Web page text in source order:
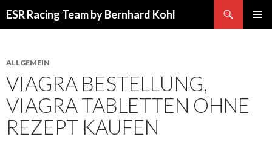
ESR Racing Team by Bernhard Kohl
ALLGEMEIN
VIAGRA BESTELLUNG,
VIAGRA TABLETTEN OHNE
REZEPT KAUFEN